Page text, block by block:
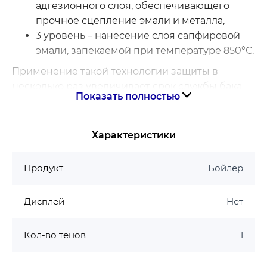
адгезионного слоя, обеспечивающего
прочное сцепление эмали и металла,
3 уровень – нанесение слоя сапфировой
эмали, запекаемой при температуре 850°С.
Применение такой технологии защиты в
несколько раз увеличивает срок службы бака.
высокая надежность
34 кг/м³
подвержен оседанию накипи)
Показать полностью
Характеристики
Продукт Бойлер
Дисплей Нет
Кол-во тенов 1